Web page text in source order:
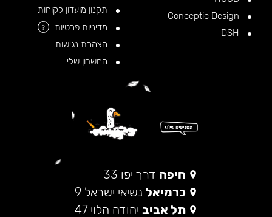
תקנון מועדון לקוחות
מדיניות פרטיות
?
הצהרת נגישות
החשבון שלי
חיפה דרך יפו 33
כרמיאל נשיאי ישראל 9
תל אביב יהודה הלוי 47